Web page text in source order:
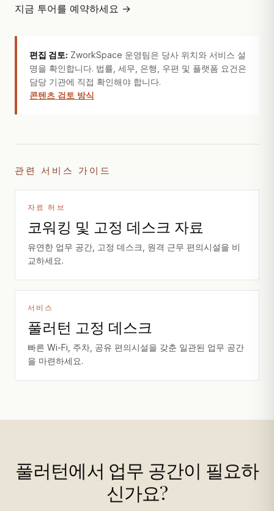
지금 투어를 예약하세요 →
편집 검토: ZworkSpace 운영팀은 당사 위치와 서비스 설
명을 확인합니다. 법률, 세무, 은행, 우편 및 플랫폼 요건은
담당 기관에 직접 확인해야 합니다.
콘텐츠 검토 방식
관련 서비스 가이드
자료 허브
코워킹 및 고정 데스크 자료
유연한 업무 공간, 고정 데스크, 원격 근무 편의시설을 비
교하세요.
서비스
풀러턴 고정 데스크
빠른 Wi-Fi, 주차, 공유 편의시설을 갖춘 일관된 업무 공간
을 마련하세요.
풀러턴에서 업무 공간이 필요하
신가요?